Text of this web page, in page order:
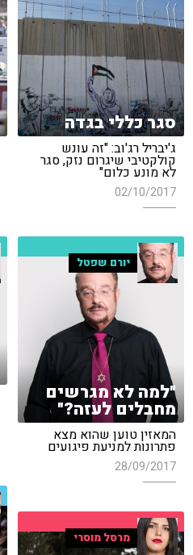
סגר כללי בגדה
ג'יבריל רג'וב: "זה עונש
קולקטיבי שיגרום נזק, סגר
לא מונע כלום"
02/10/2017
יורם שפטל
"למה לא מגרשים
מחבלים לעזה?"
המאזין טוען שהוא מצא
פתרונות למניעת פיגועים
28/09/2017
מרסל מוסרי